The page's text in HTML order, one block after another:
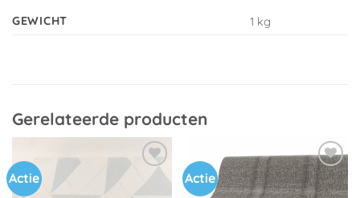
GEWICHT 1 kg
Gerelateerde producten
Actie
Toevoegen
Actie
Toevoegen
aan